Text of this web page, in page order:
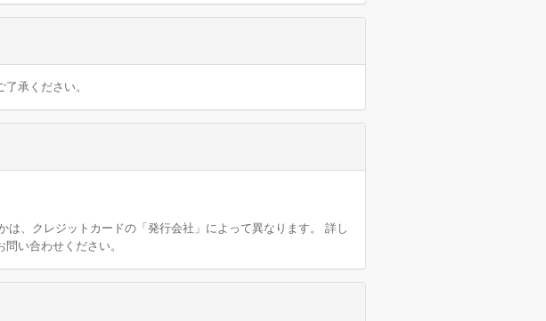
承ください。
、クレジットカードの「発行会社」によって異なります。 詳し
い合わせください。